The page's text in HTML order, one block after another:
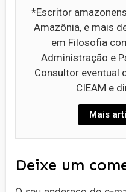
*Escritor
Amazônia, e mais
em Filosofia
Administração e
Consultor eventual
CIEAM e
Mais
Deixe um